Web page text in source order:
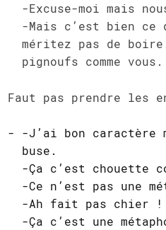
-Excuse-moi mais
-Mais c’est bien ce
méritez pas de
pignoufs comme vous.
Faut pas prendre les
-J’ai bon
buse.
-Ça c’est chouette
-Ce n’est pas une
-Ah fait pas chier !
-Ça c’est une